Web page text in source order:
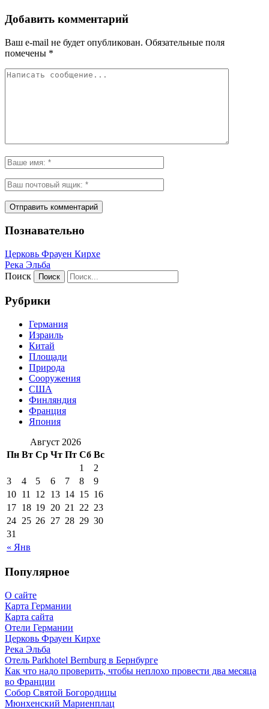
Добавить комментарий
Ваш e-mail не будет опубликован. Обязательные поля
помечены *
Познавательно
Церковь Фрауен Кирхе
Река Эльба
Поиск
Рубрики
Германия
Израиль
Китай
Площади
Природа
Сооружения
США
Финляндия
Франция
Япония
Август 2026
Пн Вт Ср Чт Пт Сб Вс
« Янв
1
2
3
4 5 6 7 8
9
10 11 12 13 14 15 16
17 18 19 20 21 22 23
24 25 26 27 28 29 30
31
Популярное
О сайте
Карта Германии
Карта сайта
Отели Германии
Церковь Фрауен Кирхе
Река Эльба
Отель Parkhotel Bernburg в Бернбурге
Как что надо проверить, чтобы неплохо провести два месяца
во Франции
Собор Святой Богородицы
Мюнхенский Мариенплац